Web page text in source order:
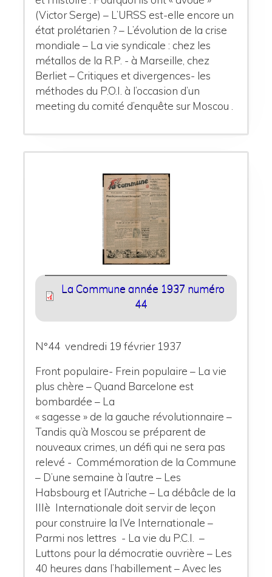
(Victor Serge) – L’URSS est-elle encore un
état prolétarien ? – L’évolution de la crise
mondiale – La vie syndicale : chez les
métallos de la R.P. - à Marseille, chez
Berliet – Critiques et divergences- les
méthodes du P.O.I. à l’occasion d’un
meeting du comité d’enquête sur Moscou .
La Commune année 1937 numéro
44
N°44 vendredi 19 février 1937
Front populaire- Frein populaire – La vie
plus chère – Quand Barcelone est
bombardée – La
« sagesse » de la gauche révolutionnaire –
Tandis qu’à Moscou se préparent de
nouveaux crimes, un défi qui ne sera pas
relevé - Commémoration de la Commune
– D’une semaine à l’autre – Les
Habsbourg et l’Autriche – La débâcle de la
IIIè Internationale doit servir de leçon
pour construire la IVe Internationale –
Parmi nos lettres - La vie du P.C.I. –
Luttons pour la démocratie ouvrière – Les
40 heures dans l’habillement – Avec les